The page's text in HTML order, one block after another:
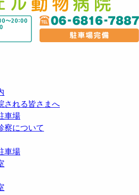
される皆さまへ
車場
察について
車場